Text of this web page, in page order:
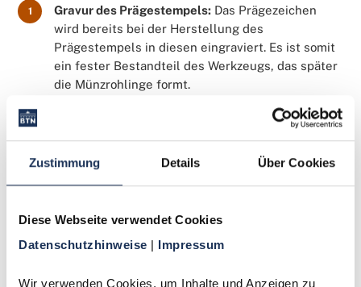
Zustimmung Details Über Cookies
Diese Webseite verwendet Cookies
Datenschutzhinweise | Impressum
Wir verwenden Cookies, um Inhalte und Anzeigen zu
1 Gravur des Prägestempels: Das Prägezeichen
wird bereits bei der Herstellung des
Prägestempels in diesen eingraviert. Es ist somit
ein fester Bestandteil des Werkzeugs, das später
die Münzrohlinge formt.
2
Während des eigentlichen
Prägevorgangs, bei dem der Stempel mit hohem
Druck auf den Münzrohling trifft, wird das
Prägezeichen zusammen mit dem gesamten
durchlaufen die Münzen eine strenge